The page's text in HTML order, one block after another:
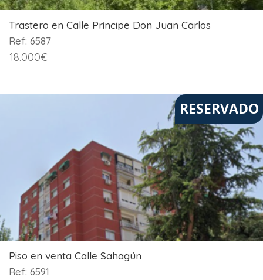
Trastero en Calle Príncipe Don Juan Carlos
Ref: 6587
18.000€
RESERVADO
Piso en venta Calle Sahagún
Ref: 6591